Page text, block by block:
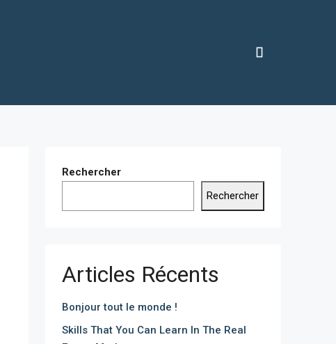
Rechercher
Rechercher
Articles Récents
Bonjour tout le monde !
Skills That You Can Learn In The Real